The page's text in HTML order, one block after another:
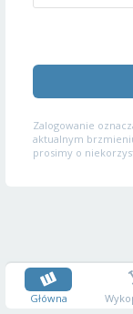
Zalogowanie
aktualnym
prosimy o
Główna